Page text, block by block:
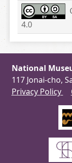
4.0
National
117 Jonai-cho,
Privacy Policy